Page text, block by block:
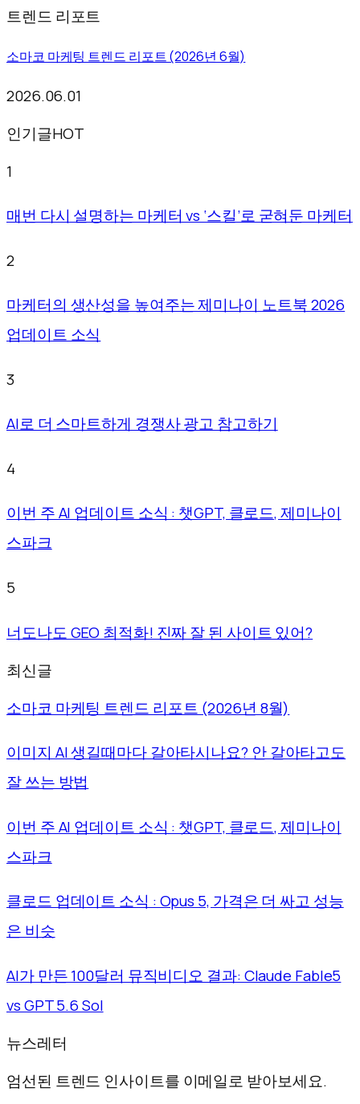
트렌드 리포트
소마코 마케팅 트렌드 리포트 (2026년 6월)
2026.06.01
인기글HOT
1
매번 다시 설명하는 마케터 vs ‘스킬’로 굳혀둔 마케터
2
마케터의 생산성을 높여주는 제미나이 노트북 2026
업데이트 소식
3
AI로 더 스마트하게 경쟁사 광고 참고하기
4
이번 주 AI 업데이트 소식 : 챗GPT, 클로드, 제미나이
스파크
5
너도나도 GEO 최적화! 진짜 잘 된 사이트 있어?
최신글
소마코 마케팅 트렌드 리포트 (2026년 8월)
이미지 AI 생길때마다 갈아타시나요? 안 갈아타고도
잘 쓰는 방법
이번 주 AI 업데이트 소식 : 챗GPT, 클로드, 제미나이
스파크
클로드 업데이트 소식 : Opus 5, 가격은 더 싸고 성능
은 비슷
AI가 만든 100달러 뮤직비디오 결과: Claude Fable5
vs GPT 5.6 Sol
뉴스레터
엄선된 트렌드 인사이트를 이메일로 받아보세요.